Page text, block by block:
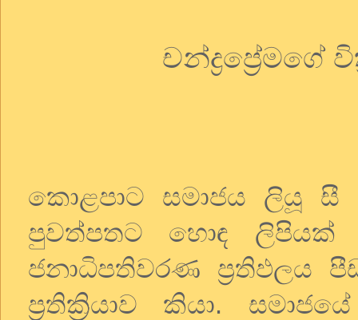
චන්ද්‍රප්‍රේමගේ
කොළපාට සමාජය ලියූ සී
පුවත්පතට හොඳ ලිපියක්
ජනාධිපතිවරණ ප්‍රතිඵලය
ප්‍රතික්‍රියාව කියා.